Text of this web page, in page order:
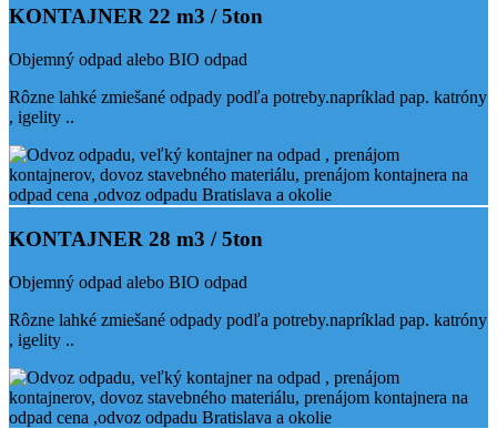
KONTAJNER 22 m3 / 5ton
Objemný odpad alebo BIO odpad
Rôzne lahké zmiešané odpady podľa potreby.napríklad pap. katróny
, igelity ..
KONTAJNER 28 m3 / 5ton
Objemný odpad alebo BIO odpad
Rôzne lahké zmiešané odpady podľa potreby.napríklad pap. katróny
, igelity ..